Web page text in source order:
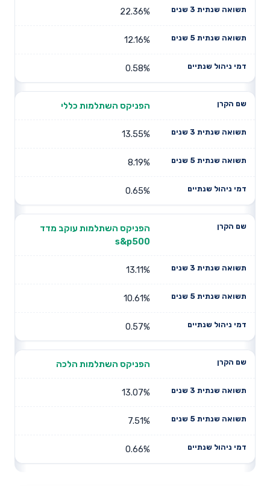
22.36%
12.16%
0.58%
הפניקס השתלמות כללי
13.55%
8.19%
0.65%
הפניקס השתלמות עוקב מדד
s&p500
13.11%
10.61%
0.57%
הפניקס השתלמות הלכה
13.07%
7.51%
0.66%